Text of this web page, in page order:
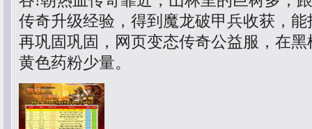
传奇升级经验，得到魔龙破甲兵收获，
再巩固巩固，网页变态传奇公益服，在
黄色药粉少量。